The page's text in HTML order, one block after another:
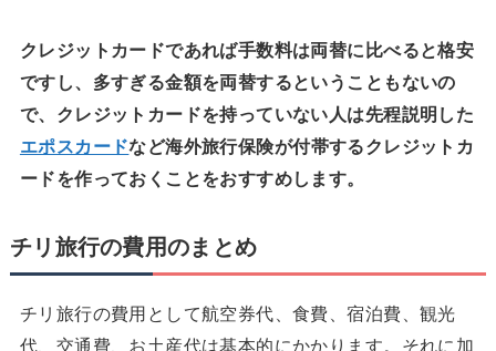
クレジットカードであれば手数料は両替に比べると格安
ですし、多すぎる金額を両替するということもないの
で、クレジットカードを持っていない人は先程説明した
エポスカードなど海外旅行保険が付帯するクレジットカ
ードを作っておくことをおすすめします。
チリ旅行の費用のまとめ
チリ旅行の費用として航空券代、食費、宿泊費、観光
代、交通費、お土産代は基本的にかかります。それに加